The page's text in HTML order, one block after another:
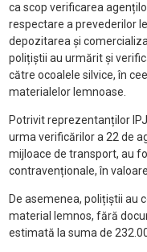
ca scop verificarea
respectare a prevederilor
depozitarea și
polițiștii au urmărit și
către ocoalele silvice, în
materialelor lemnoase.
Potrivit reprezentanților
urma verificărilor a 22 de
mijloace de transport, au
contravenționale, în
De asemenea, polițiștii au
material lemnos, fără
estimată la suma de